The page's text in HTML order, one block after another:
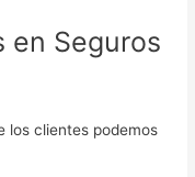
en Seguros
los clientes podemos